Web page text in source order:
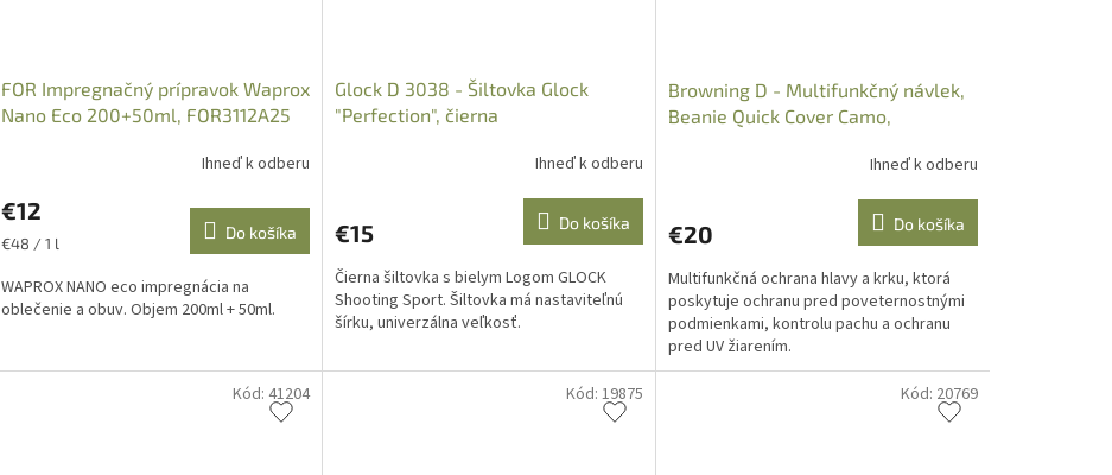
FOR Impregnačný prípravok Waprox
Nano Eco 200+50ml, FOR3112A25
Ihneď k odberu
€12
Jednotková
€48 / 1 l
Do košíka
WAPROX NANO eco impregnácia na
oblečenie a obuv. Objem 200ml + 50ml.
Glock D 3038 - Šiltovka Glock
"Perfection", čierna
Ihneď k odberu
€15 Do košíka
Čierna šiltovka s bielym Logom GLOCK
Shooting Sport. Šiltovka má nastaviteľnú
šírku, univerzálna veľkosť.
Browning D - Multifunkčný návlek,
Beanie Quick Cover Camo,
Ihneď k odberu
€20 Do košíka
Multifunkčná ochrana hlavy a krku, ktorá
poskytuje ochranu pred poveternostnými
podmienkami, kontrolu pachu a ochranu
pred UV žiarením.
Kód: 41204 Kód: 19875 Kód: 20769